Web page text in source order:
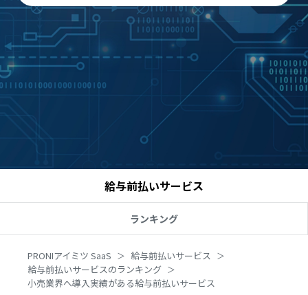
給与前払いサービス
ランキング
PRONIアイミツ SaaS
給与前払いサービス
給与前払いサービスのランキング
小売業界へ導入実績がある給与前払いサービス